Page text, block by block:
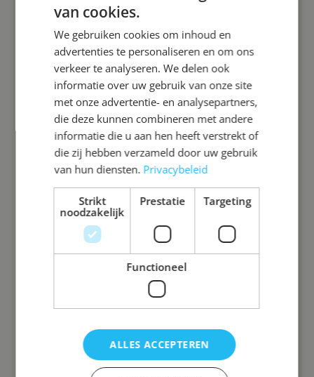
van cookies.
We gebruiken cookies om inhoud en
advertenties te personaliseren en om ons
verkeer te analyseren. We delen ook
informatie over uw gebruik van onze site
met onze advertentie- en analysepartners,
die deze kunnen combineren met andere
informatie die u aan hen heeft verstrekt of
die zij hebben verzameld door uw gebruik
van hun diensten. Privacybeleid
Strikt
noodzakelijk
Prestatie Targeting
Functioneel
ALLES ACCEPTEREN